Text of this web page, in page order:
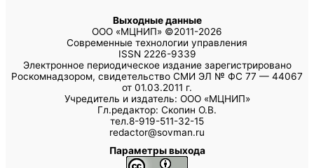
Выходные данные
ООО «МЦНИП» ©2011-2026
Современные технологии управления
ISSN 2226-9339
Электронное периодическое издание зарегистрировано
Роскомнадзором, свидетельство СМИ ЭЛ № ФС 77 — 44067
от 01.03.2011 г.
Учредитель и издатель: ООО «МЦНИП»
Гл.редактор: Скопин О.В.
тел.8-919-511-32-15
redactor@sovman.ru
Параметры выхода